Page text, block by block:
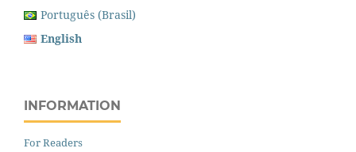
Português (Brasil)
English
INFORMATION
For Readers